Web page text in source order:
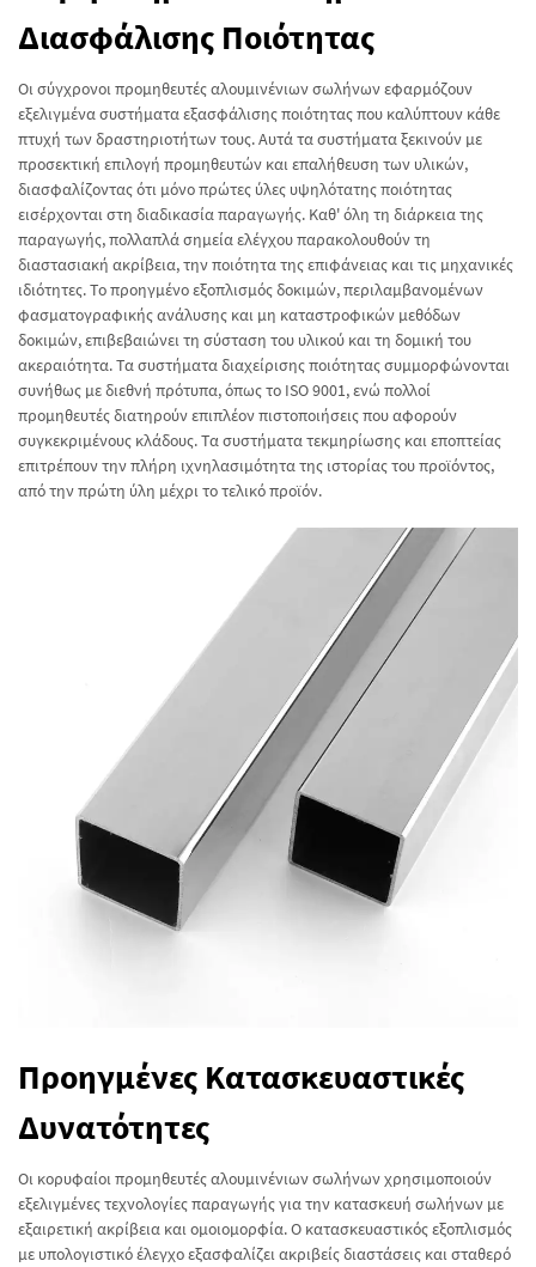
Διασφάλισης Ποιότητας
Οι σύγχρονοι προμηθευτές αλουμινένιων σωλήνων εφαρμόζουν
εξελιγμένα συστήματα εξασφάλισης ποιότητας που καλύπτουν κάθε
πτυχή των δραστηριοτήτων τους. Αυτά τα συστήματα ξεκινούν με
προσεκτική επιλογή προμηθευτών και επαλήθευση των υλικών,
διασφαλίζοντας ότι μόνο πρώτες ύλες υψηλότατης ποιότητας
εισέρχονται στη διαδικασία παραγωγής. Καθ' όλη τη διάρκεια της
παραγωγής, πολλαπλά σημεία ελέγχου παρακολουθούν τη
διαστασιακή ακρίβεια, την ποιότητα της επιφάνειας και τις μηχανικές
ιδιότητες. Το προηγμένο εξοπλισμός δοκιμών, περιλαμβανομένων
φασματογραφικής ανάλυσης και μη καταστροφικών μεθόδων
δοκιμών, επιβεβαιώνει τη σύσταση του υλικού και τη δομική του
ακεραιότητα. Τα συστήματα διαχείρισης ποιότητας συμμορφώνονται
συνήθως με διεθνή πρότυπα, όπως το ISO 9001, ενώ πολλοί
προμηθευτές διατηρούν επιπλέον πιστοποιήσεις που αφορούν
συγκεκριμένους κλάδους. Τα συστήματα τεκμηρίωσης και εποπτείας
επιτρέπουν την πλήρη ιχνηλασιμότητα της ιστορίας του προϊόντος,
από την πρώτη ύλη μέχρι το τελικό προϊόν.
Προηγμένες Κατασκευαστικές
Δυνατότητες
Οι κορυφαίοι προμηθευτές αλουμινένιων σωλήνων χρησιμοποιούν
εξελιγμένες τεχνολογίες παραγωγής για την κατασκευή σωλήνων με
εξαιρετική ακρίβεια και ομοιομορφία. Ο κατασκευαστικός εξοπλισμός
με υπολογιστικό έλεγχο εξασφαλίζει ακριβείς διαστάσεις και σταθερό